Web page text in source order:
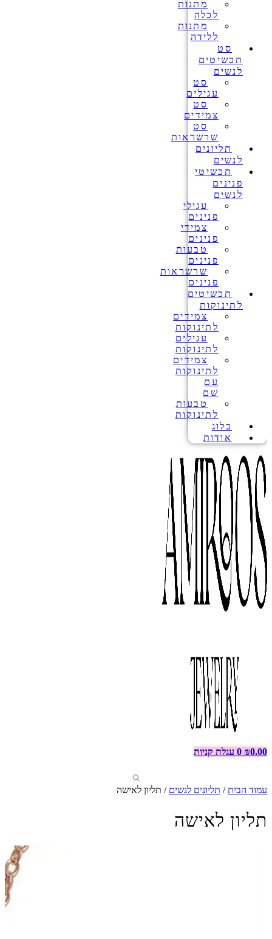
מתנות
לכלה
מתנות
ללידה
סט
תכשיטים
לנשים
סט
עגילים
סט
צמידים
סט
שרשראות
תליונים
לנשים
תכשיטי
פנינים
לנשים
עגילי
פנינים
צמידי
פנינים
טבעות
פנינים
שרשראות
פנינים
תכשיטים
לתינוקות
צמידים
לתינוקות
עגילים
לתינוקות
צמידים
לתינוקות
עם
שם
טבעות
לתינוקות
בלוג
אודות
₪0.00
0 עגלת קניות
עמוד הבית/ תליונים לנשים / תליון לאישה
תליון לאישה